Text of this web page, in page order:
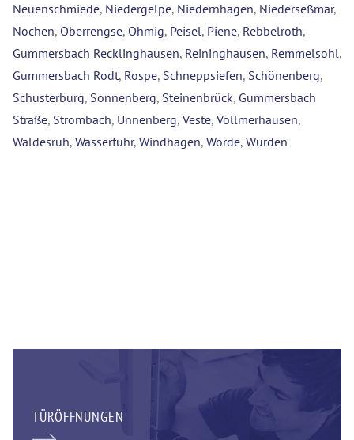
Neuenschmiede, Niedergelpe, Niedernhagen, Niederseßmar,
Nochen, Oberrengse, Ohmig, Peisel, Piene, Rebbelroth,
Gummersbach Recklinghausen, Reininghausen, Remmelsohl,
Gummersbach Rodt, Rospe, Schneppsiefen, Schönenberg,
Schusterburg, Sonnenberg, Steinenbrück, Gummersbach
Straße, Strombach, Unnenberg, Veste, Vollmerhausen,
Waldesruh, Wasserfuhr, Windhagen, Wörde, Würden
TÜRÖFFNUNGEN